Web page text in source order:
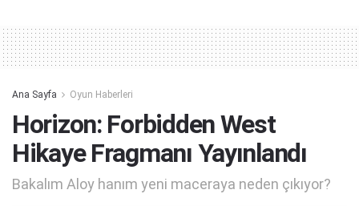
Ana Sayfa Oyun Haberleri
Horizon: Forbidden West
Hikaye Fragmanı Yayınlandı
Bakalım Aloy hanım yeni maceraya neden çıkıyor?